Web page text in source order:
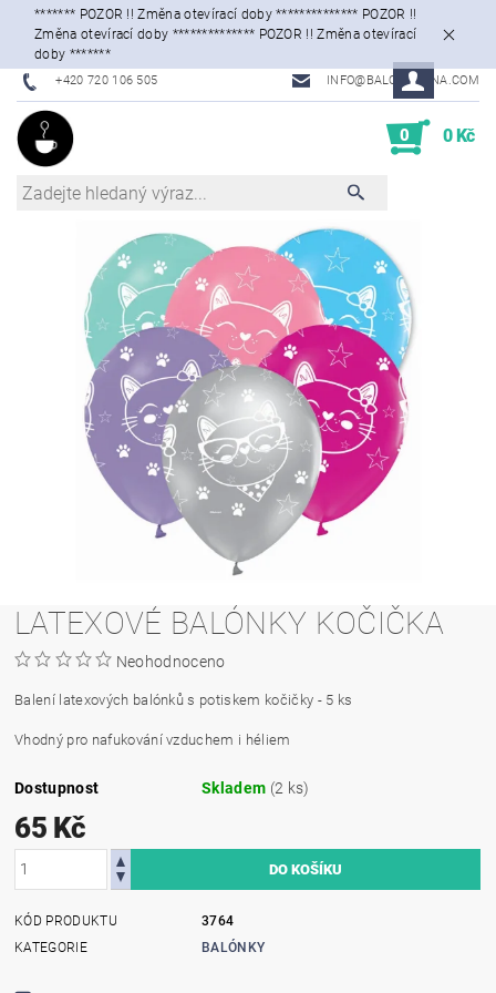
******* POZOR !! Změna otevírací doby ************** POZOR !!
Změna otevírací doby ************** POZOR !! Změna otevírací
doby *******
+420 720 106 505 INFO@BALONKARNA.COM
0 0 Kč
LATEXOVÉ BALÓNKY KOČIČKA
Neohodnoceno
Balení latexových balónků s potiskem kočičky - 5 ks
Vhodný pro nafukování vzduchem i héliem
Dostupnost Skladem (2 ks)
65 Kč
KÓD PRODUKTU
3764
KATEGORIE
BALÓNKY